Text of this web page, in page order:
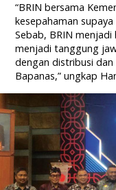
“BRIN bersama
kesepahaman
Sebab, BRIN
menjadi tanggung
dengan distribusi
Bapanas,” ungkap